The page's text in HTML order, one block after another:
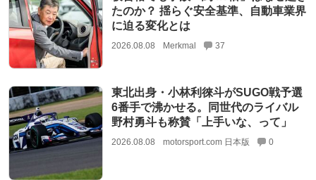
たのか？ 揺らぐ安全基準、自動車業界
に迫る変化とは
2026.08.08 Merkmal 37
東北出身・小林利徠斗がSUGO戦予選
6番手で沸かせる。同世代のライバル
野村勇斗も称賛「上手いな、って」
2026.08.08 motorsport.com 日本版 0